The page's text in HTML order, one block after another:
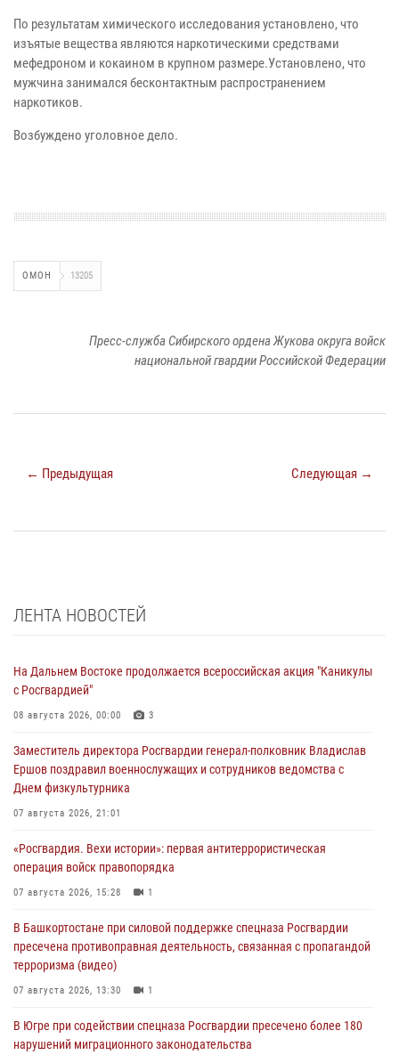
По результатам химического исследования установлено, что
изъятые вещества являются наркотическими средствами
мефедроном и кокаином в крупном размере.Установлено, что
мужчина занимался бесконтактным распространением
наркотиков.
Возбуждено уголовное дело.
ОМОН 13205
Пресс-служба Сибирского ордена Жукова округа войск
национальной гвардии Российской Федерации
← Предыдущая Следующая →
ЛЕНТА НОВОСТЕЙ
На Дальнем Востоке продолжается всероссийская акция "Каникулы
с Росгвардией"
08 августа 2026, 00:00 3
Заместитель директора Росгвардии генерал-полковник Владислав
Ершов поздравил военнослужащих и сотрудников ведомства с
Днем физкультурника
07 августа 2026, 21:01
«Росгвардия. Вехи истории»: первая антитеррористическая
операция войск правопорядка
07 августа 2026, 15:28 1
В Башкортостане при силовой поддержке спецназа Росгвардии
пресечена противоправная деятельность, связанная с пропагандой
терроризма (видео)
07 августа 2026, 13:30 1
В Югре при содействии спецназа Росгвардии пресечено более 180
нарушений миграционного законодательства